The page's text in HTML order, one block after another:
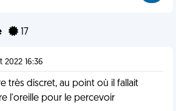
17
2022 16:36
très discret, au point où il fallait
l'oreille pour le percevoir